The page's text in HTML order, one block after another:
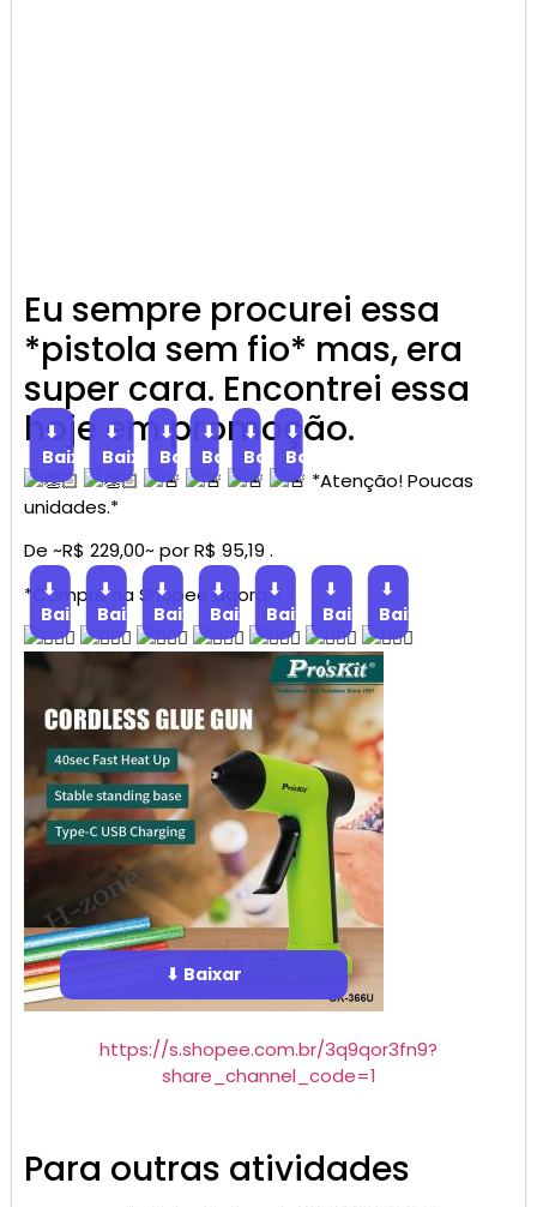
Eu sempre procurei essa
*pistola sem fio* mas, era
super cara. Encontrei essa
hoje em promoção.
⬇
Baixar
⬇
Baixar
⬇
Baixar
⬇
Baixar
⬇
Baixar
⬇
Baixar
*Atenção! Poucas
unidades.*
De ~R$ 229,00~ por R$ 95,19 .
*Compre na Shopee agora*!
⬇
Baixar
⬇
Baixar
⬇
Baixar
⬇
Baixar
⬇
Baixar
⬇
Baixar
⬇
Baixar
⬇ Baixar
https://s.shopee.com.br/3q9qor3fn9?
share_channel_code=1
Para outras atividades